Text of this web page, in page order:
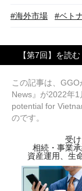
#海外市場 #ベト
【第7回】を読む
この記事は、
News』が2022年
potential for
のです。
受
相続・事業
資産運用、生